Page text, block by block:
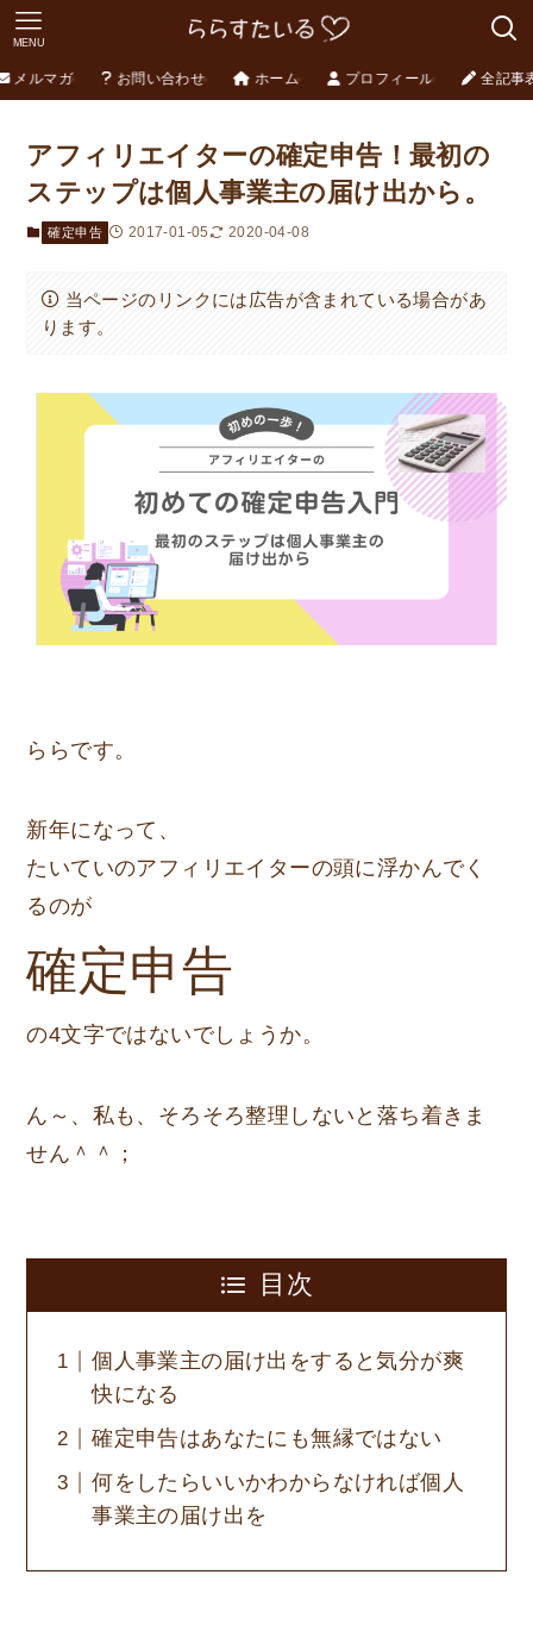
MENU
メルマガ お問い合わせ ホーム プロフィール 全記事
アフィリエイターの確定申告！最初の
ステップは個人事業主の届け出から。
確定申告 2017-01-05 2020-04-08
当ページのリンクには広告が含まれている場合があ
ります。
ららです。
新年になって、
たいていのアフィリエイターの頭に浮かんでく
るのが
確定申告
の4文字ではないでしょうか。
ん～、私も、そろそろ整理しないと落ち着きま
せん＾＾；
目次
個人事業主の届け出をすると気分が爽
快になる
確定申告はあなたにも無縁ではない
何をしたらいいかわからなければ個人
事業主の届け出を